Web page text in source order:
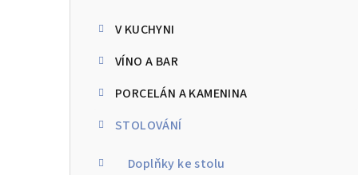
V KUCHYNI
VÍNO A BAR
PORCELÁN A KAMENINA
STOLOVÁNÍ
Doplňky ke stolu